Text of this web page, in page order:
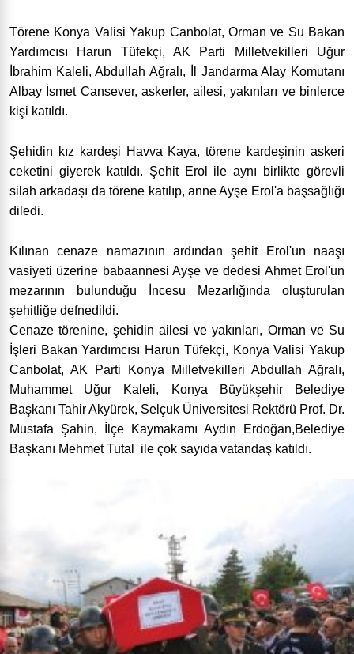
Törene Konya Valisi Yakup Canbolat, Orman ve Su Bakan
Yardımcısı Harun Tüfekçi, AK Parti Milletvekilleri Uğur
İbrahim Kaleli, Abdullah Ağralı, İl Jandarma Alay Komutanı
Albay İsmet Cansever, askerler, ailesi, yakınları ve binlerce
kişi katıldı.
Şehidin kız kardeşi Havva Kaya, törene kardeşinin askeri
ceketini giyerek katıldı. Şehit Erol ile aynı birlikte görevli
silah arkadaşı da törene katılıp, anne Ayşe Erol'a başsağlığı
diledi.
Kılınan cenaze namazının ardından şehit Erol'un naaşı
vasiyeti üzerine babaannesi Ayşe ve dedesi Ahmet Erol'un
mezarının bulunduğu İncesu Mezarlığında oluşturulan
şehitliğe defnedildi.
Cenaze törenine, şehidin ailesi ve yakınları, Orman ve Su
İşleri Bakan Yardımcısı Harun Tüfekçi, Konya Valisi Yakup
Canbolat, AK Parti Konya Milletvekilleri Abdullah Ağralı,
Muhammet Uğur Kaleli, Konya Büyükşehir Belediye
Başkanı Tahir Akyürek, Selçuk Üniversitesi Rektörü Prof. Dr.
Mustafa Şahin, İlçe Kaymakamı Aydın Erdoğan,Belediye
Başkanı Mehmet Tutal ile çok sayıda vatandaş katıldı.